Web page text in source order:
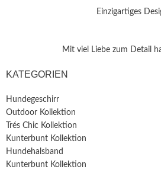
Einzigartiges
Mit viel Liebe zum Detail
KATEGORIEN
Hundegeschirr
Outdoor Kollektion
Trés Chic Kollektion
Kunterbunt Kollektion
Hundehalsband
Kunterbunt Kollektion